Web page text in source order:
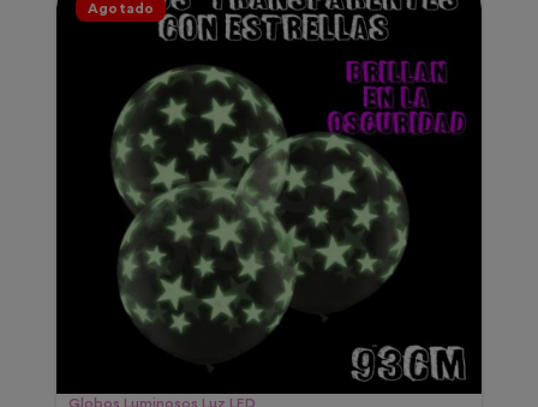
Agotado
Globos Luminosos Luz LED